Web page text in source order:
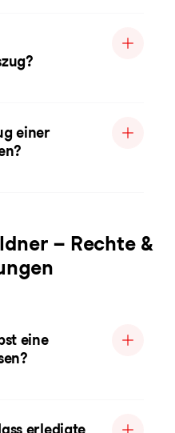
einer
– Rechte &
eine
erledigte